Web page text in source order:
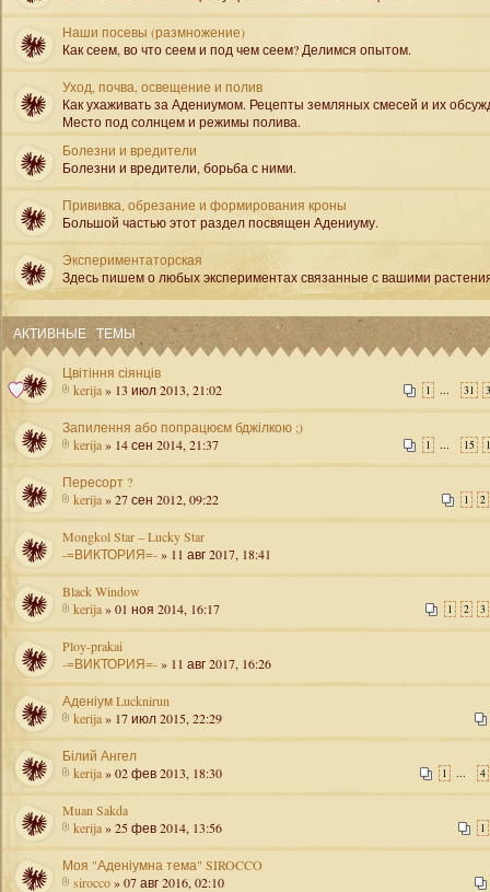
Наши посевы (размножение)
Как сеем, во что сеем и под чем сеем? Делимся опытом.
Уход, почва, освещение и полив
Как ухаживать за Адениумом. Рецепты земляных смесей и их
Место под солнцем и режимы полива.
Болезни и вредители
Болезни и вредители, борьба с ними.
Прививка, обрезание и формирования кроны
Большой частью этот раздел посвящен Адениуму.
Экспериментаторская
Здесь пишем о любых экспериментах связанные с вашими
АКТИВНЫЕ ТЕМЫ
Цвітіння сіянців
1 ... 31
kerija» 13 июл 2013, 21:02
Запилення або попрацюєм бджілкою ;)
1 ... 15
kerija» 14 сен 2014, 21:37
Пересорт ?
1 2
kerija» 27 сен 2012, 09:22
Mongkol Star – Lucky Star
-=ВИКТОРИЯ=-» 11 авг 2017, 18:41
Black Window
1 2 3
kerija» 01 ноя 2014, 16:17
Ploy-prakai
-=ВИКТОРИЯ=-» 11 авг 2017, 16:26
Аденіум Lucknirun
kerija» 17 июл 2015, 22:29
Білий Ангел
1 ... 4
kerija» 02 фев 2013, 18:30
Muan Sakda
1
kerija» 25 фев 2014, 13:56
Моя "Аденіумна тема" SIROCCO
sirocco» 07 авг 2016, 02:10